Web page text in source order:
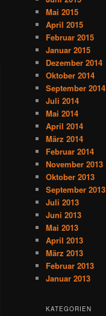
Mai 2015
April 2015
Februar 2015
Januar 2015
Dezember 2014
Oktober 2014
September 2014
Juli 2014
Mai 2014
April 2014
März 2014
Februar 2014
November 2013
Oktober 2013
September 2013
Juli 2013
Juni 2013
Mai 2013
April 2013
März 2013
Februar 2013
Januar 2013
KATEGORIEN